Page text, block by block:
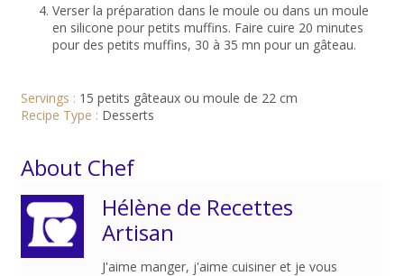
Verser la préparation dans le moule ou dans un moule
en silicone pour petits muffins. Faire cuire 20 minutes
pour des petits muffins, 30 à 35 mn pour un gâteau.
Servings : 15 petits gâteaux ou moule de 22 cm
Recipe Type : Desserts
About Chef
Hélène de Recettes
Artisan
J'aime manger, j'aime cuisiner et je vous